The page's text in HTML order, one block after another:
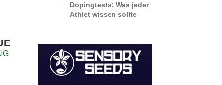
Dopingtests: Was jeder
Athlet wissen sollte